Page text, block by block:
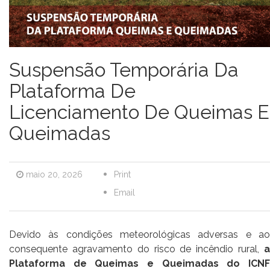
Suspensão Temporária Da
Plataforma De
Licenciamento De Queimas E
Queimadas
maio 20, 2026
Print
Email
Devido às condições meteorológicas adversas e ao
consequente agravamento do risco de incêndio rural, a
Plataforma de Queimas e Queimadas do ICNF